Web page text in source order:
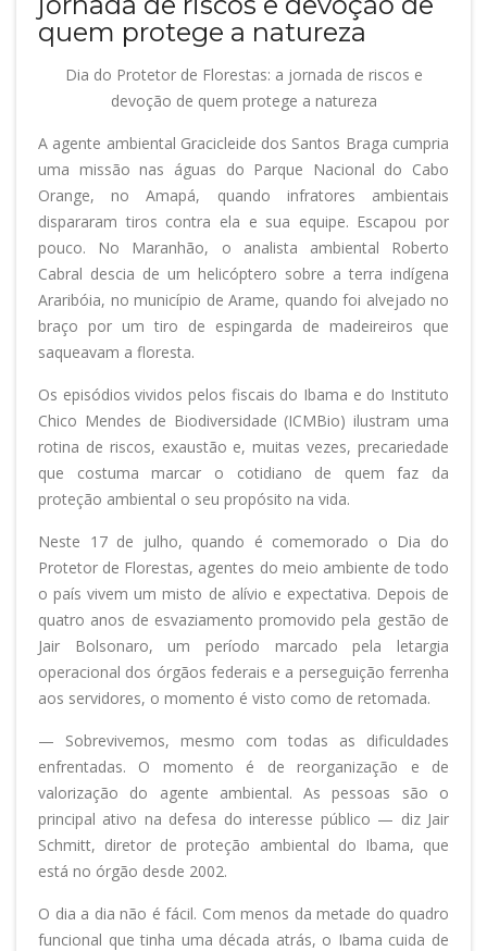
quem protege a natureza
Dia do Protetor de Florestas: a jornada de riscos e
devoção de quem protege a natureza
A agente ambiental Gracicleide dos Santos Braga cumpria
uma missão nas águas do Parque Nacional do Cabo
Orange, no Amapá, quando infratores ambientais
dispararam tiros contra ela e sua equipe. Escapou por
pouco. No Maranhão, o analista ambiental Roberto
Cabral descia de um helicóptero sobre a terra indígena
Araribóia, no município de Arame, quando foi alvejado no
braço por um tiro de espingarda de madeireiros que
saqueavam a floresta.
Os episódios vividos pelos fiscais do Ibama e do Instituto
Chico Mendes de Biodiversidade (ICMBio) ilustram uma
rotina de riscos, exaustão e, muitas vezes, precariedade
que costuma marcar o cotidiano de quem faz da
proteção ambiental o seu propósito na vida.
Neste 17 de julho, quando é comemorado o Dia do
Protetor de Florestas, agentes do meio ambiente de todo
o país vivem um misto de alívio e expectativa. Depois de
quatro anos de esvaziamento promovido pela gestão de
Jair Bolsonaro, um período marcado pela letargia
operacional dos órgãos federais e a perseguição ferrenha
aos servidores, o momento é visto como de retomada.
— Sobrevivemos, mesmo com todas as dificuldades
enfrentadas. O momento é de reorganização e de
valorização do agente ambiental. As pessoas são o
principal ativo na defesa do interesse público — diz Jair
Schmitt, diretor de proteção ambiental do Ibama, que
está no órgão desde 2002.
O dia a dia não é fácil. Com menos da metade do quadro
funcional que tinha uma década atrás, o Ibama cuida de